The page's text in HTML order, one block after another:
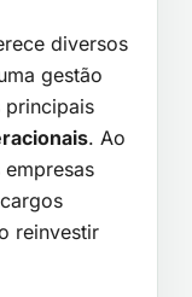
diversos
gestão
principais
. Ao
reinvestir